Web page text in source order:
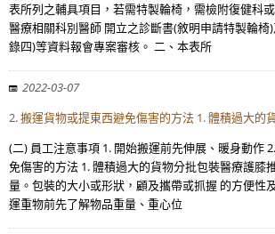
表所列之輔具項目，若需特製輪椅，需檢附復健科
醫療相關科別醫師 開立之診斷書(敘明申請特製輪椅
錄四)等資料報會專案審核。 二、本表所
2022-03-07
2. 搬運貨物或提東西避免傷害的方法 1. 體積過大的
(二) 員工注意事項 1. 開始搬運前先伸展、暖身動作
免傷害的方法 1. 體積過大的貨物分批包裝醫療護膝
量。包裝的大小或形狀，顧及攜帶或抓握 的方便性
運重物前先了解物品重量、重心位